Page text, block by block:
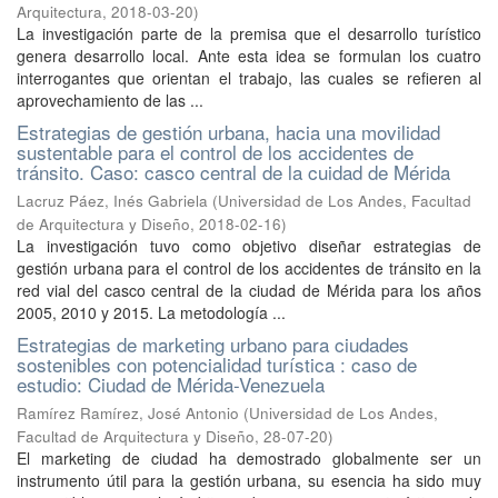
Arquitectura, 2018-03-20)
La investigación parte de la premisa que el desarrollo turístico
genera desarrollo local. Ante esta idea se formulan los cuatro
interrogantes que orientan el trabajo, las cuales se refieren al
aprovechamiento de las ...
Estrategias de gestión urbana, hacia una movilidad
sustentable para el control de los accidentes de
tránsito. Caso: casco central de la cuidad de Mérida
Lacruz Páez, Inés Gabriela (Universidad de Los Andes, Facultad
de Arquitectura y Diseño, 2018-02-16)
La investigación tuvo como objetivo diseñar estrategias de
gestión urbana para el control de los accidentes de tránsito en la
red vial del casco central de la ciudad de Mérida para los años
2005, 2010 y 2015. La metodología ...
Estrategias de marketing urbano para ciudades
sostenibles con potencialidad turística : caso de
estudio: Ciudad de Mérida-Venezuela
Ramírez Ramírez, José Antonio (Universidad de Los Andes,
Facultad de Arquitectura y Diseño, 28-07-20)
El marketing de ciudad ha demostrado globalmente ser un
instrumento útil para la gestión urbana, su esencia ha sido muy